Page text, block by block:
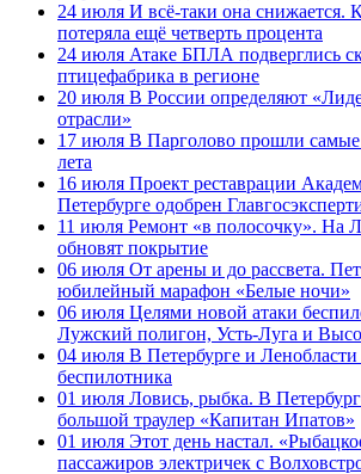
24 июля И всё-таки она снижается.
потеряла ещё четверть процента
24 июля Атаке БПЛА подверглись
птицефабрика в регионе
20 июля В России определяют
отрасли»
17 июля В Парголово прошли самые
лета
16 июля Проект реставрации
Петербурге одобрен
11 июля Ремонт «в полосочку». На
обновят покрытие
06 июля От арены и до рассвета.
юбилейный марафон «Белые ночи»
06 июля Целями новой атаки
Лужский полигон, Усть-Луга и
04 июля В Петербурге и
беспилотника
01 июля Ловись, рыбка. В
большой траулер «Капитан Ипатов»
01 июля Этот день настал.
пассажиров электричек с